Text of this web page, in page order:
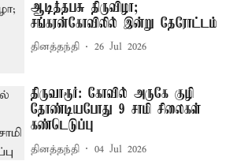
ஆடித்தபசு திருவிழா;
சங்கரன்கோவிலில் இன்று தேரோட்டம்
தினத்தந்தி 26 Jul 2026
திருவாரூர்: கோவில் அருகே குழி
தோண்டியபோது 9 சாமி சிலைகள்
கண்டெடுப்பு
தினத்தந்தி 04 Jul 2026